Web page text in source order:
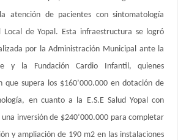
atención de pacientes con sintomatología
Local de Yopal. Esta infraestructura se logró
por la Administración Municipal ante la
y la Fundación Cardio Infantil, quienes
que supera los $160’000.000 en dotación de
en cuanto a la E.S.E Salud Yopal con
inversión de $240’000.000 para completar
y ampliación de 190 m2 en las instalaciones